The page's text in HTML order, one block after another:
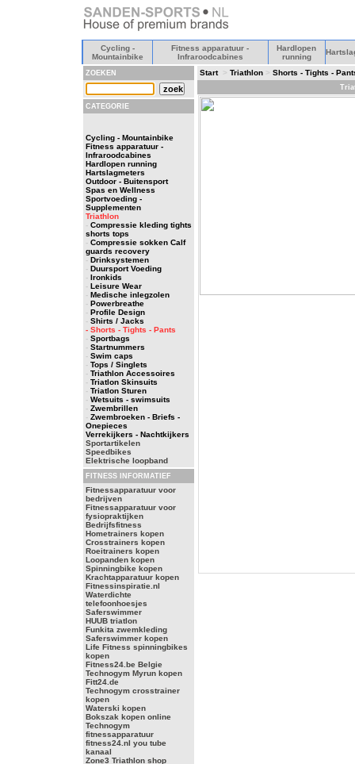
Cycling -
Mountainbike
Fitness apparatuur -
Infraroodcabines
Hardlopen
running
ZOEKEN
CATEGORIE
Cycling - Mountainbike
Fitness apparatuur -
Infraroodcabines
Hardlopen running
Hartslagmeters
Outdoor - Buitensport
Spas en Wellness
Sportvoeding -
Supplementen
Triathlon
- Compressie kleding tights
shorts tops
- Compressie sokken Calf
guards recovery
- Drinksystemen
- Duursport Voeding
- Ironkids
- Leisure Wear
- Medische inlegzolen
- Powerbreathe
- Profile Design
- Shirts / Jacks
- Shorts - Tights - Pants
- Sportbags
- Startnummers
- Swim caps
- Tops / Singlets
- Triathlon Accessoires
- Triatlon Skinsuits
- Triatlon Sturen
- Wetsuits - swimsuits
- Zwembrillen
- Zwembroeken - Briefs -
Onepieces
Verrekijkers - Nachtkijkers
Sportartikelen
Speedbikes
Elektrische loopband
FITNESS INFORMATIEF
Fitnessapparatuur voor
bedrijven
Fitnessapparatuur voor
fysiopraktijken
Bedrijfsfitness
Hometrainers kopen
Crosstrainers kopen
Roeitrainers kopen
Loopanden kopen
Spinningbike kopen
Krachtapparatuur kopen
Fitnessinspiratie.nl
Waterdichte
telefoonhoesjes
Saferswimmer
HUUB triatlon
Funkita zwemkleding
Saferswimmer kopen
Life Fitness spinningbikes
kopen
Fitness24.be Belgie
Technogym Myrun kopen
Fitt24.de
Technogym crosstrainer
kopen
Waterski kopen
Bokszak kopen online
Technogym
fitnessapparatuur
fitness24.nl you tube
kanaal
Zone3 Triathlon shop
Start> Triathlon > Shorts - Tights -